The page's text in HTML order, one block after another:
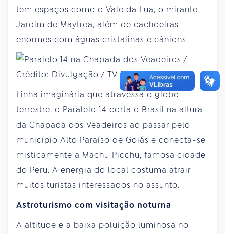
tem espaços como o Vale da Lua, o mirante
Jardim de Maytrea, além de cachoeiras
enormes com águas cristalinas e cânions.
Linha imaginária que atravessa o globo
terrestre, o Paralelo 14 corta o Brasil na altura
da Chapada dos Veadeiros ao passar pelo
município Alto Paraíso de Goiás e conecta-se
misticamente a Machu Picchu, famosa cidade
do Peru. A energia do local costuma atrair
muitos turistas interessados no assunto.
Astroturismo com visitação noturna
A altitude e a baixa poluição luminosa no